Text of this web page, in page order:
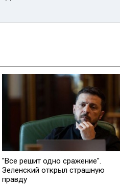
"Все решит одно сражение".
Зеленский открыл страшную
правду